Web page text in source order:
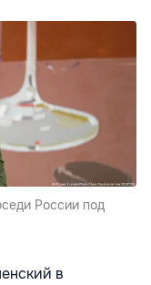
России под
в